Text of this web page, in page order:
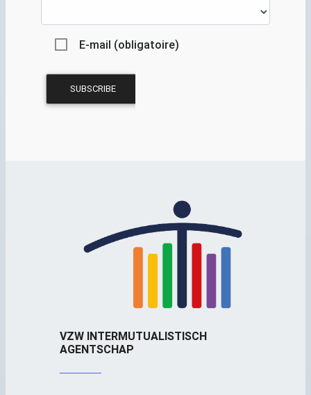
E-mail (obligatoire)
VZW INTERMUTUALISTISCH
AGENTSCHAP